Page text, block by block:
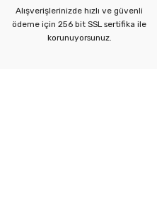
Alışverişlerinizde hızlı ve güvenli
ödeme için 256 bit SSL sertifika ile
korunuyorsunuz.